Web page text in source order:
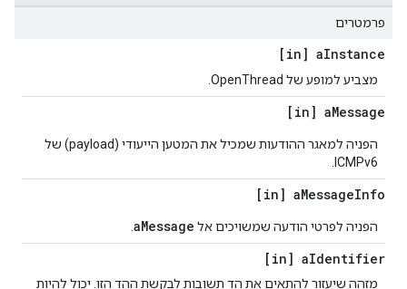
פרמטרים
[in] aInstance
מצביע למופע של OpenThread.
[in] aMessage
הפניה למאגר ההודעות שמכיל את המטען הייעודי (payload) של
ICMPv6.
[in] aMessageInfo
הפניה לפרטי הודעה שמשויכים אל aMessage
[in] aIdentifier
מזהה שיעזור להתאים את הד תשובות לבקשת ההד הזו. יכול להיות